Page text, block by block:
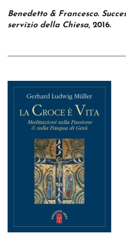
Benedetto & Francesco.
servizio della Chiesa, 2016.